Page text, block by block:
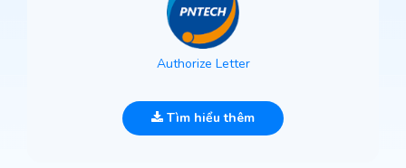
Authorize Letter
Tìm hiểu thêm